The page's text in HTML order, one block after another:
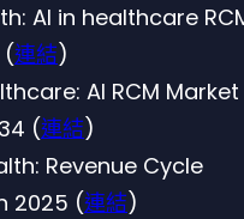
AI in healthcare
(連結)
AI RCM
(連結)
Revenue Cycle
2025 (連結)